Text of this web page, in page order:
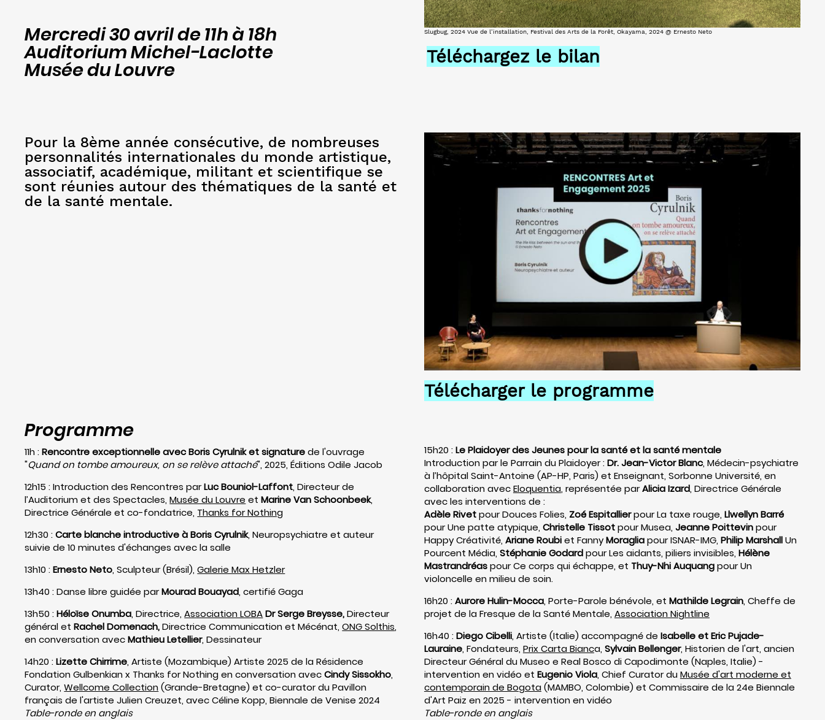
Mercredi 30 avril de 11h à 18h
Auditorium Michel-Laclotte
Musée du Louvre
Slugbug, 2024 Vue de l’installation, Festival des Arts de la Forêt, Okayama, 2024 @ Ernesto Neto
Téléchargez le bilan
Pour la 8ème année consécutive, de nombreuses
personnalités internationales du monde artistique,
associatif, académique, militant et scientifique se
sont réunies autour des thématiques de la santé et
de la santé mentale.
Télécharger le programme
Programme
11h :Rencontre exceptionnelle avec Boris Cyrulnik et signaturede l'ouvrage
"Quand on tombe amoureux, on se relève attaché", 2025, Éditions Odile Jacob
12h15 : Introduction des Rencontres parLuc Bouniol-Laffont, Directeur de
l’Auditorium et des Spectacles,Musée du Louvre etMarine Van Schoonbeek,
Directrice Générale et co-fondatrice, Thanks for Nothing
12h30 :Carte blanche introductive à Boris Cyrulnik, Neuropsychiatre et auteur
suivie de 10 minutes d'échanges avec la salle
13h10 :Ernesto Neto, Sculpteur (Brésil),Galerie Max Hetzler
13h40 : Danse libre guidée parMourad Bouayad, certifié Gaga
13h50 :Héloïse Onumba, Directrice,Association LOBA Dr Serge Breysse,Directeur
général etRachel Domenach,Directrice Communication et Mécénat,ONG Solthis,
en conversation avecMathieu Letellier, Dessinateur
14h20 :Lizette Chirrime, Artiste (Mozambique) Artiste 2025 de la Résidence
Fondation Gulbenkian x Thanks for Nothing en conversation avecCindy Sissokho,
Curator,Wellcome Collection(Grande-Bretagne) et co-curator du Pavillon
français de l'artiste Julien Creuzet, avec Céline Kopp, Biennale de Venise 2024
Table-ronde en anglais
15h20 :Le Plaidoyer des Jeunes pour la santé et la santé mentale
Introduction par le Parrain du Plaidoyer :Dr. Jean-Victor Blanc, Médecin-psychiatre
à l’hôpital Saint-Antoine (AP-HP, Paris) et Enseignant, Sorbonne Université, en
collaboration avecEloquentia, représentée parAlicia Izard, Directrice Générale
avec les interventions de :
Adèle Rivetpour Douces Folies, Zoé Espitallierpour La taxe rouge, Llwellyn Barré
pour Une patte atypique, Christelle Tissotpour Musea, Jeanne Poittevinpour
Happy Créativité, Ariane Roubiet FannyMoragliapour ISNAR-IMG, Philip MarshallUn
Pourcent Média, Stéphanie Godardpour Les aidants, piliers invisibles, Hélène
Mastrandréaspour Ce corps qui échappe, et Thuy-Nhi Auquangpour Un
violoncelle en milieu de soin.
16h20 :Aurore Hulin-Mocca, Porte-Parole bénévole, et Mathilde Legrain, Cheffe de
projet de la Fresque de la Santé Mentale, Association Nightline
16h40 :Diego Cibelli, Artiste (Italie) accompagné de Isabelle et Eric Pujade-
Lauraine, Fondateurs, Prix Carta Bianca, Sylvain Bellenger, Historien de l'art, ancien
Directeur Général du Museo e Real Bosco di Capodimonte (Naples, Italie) -
intervention en vidéo et Eugenio Viola, Chief Curator duMusée d'art moderne et
contemporain de Bogota(MAMBO, Colombie) et Commissaire de la 24e Biennale
d'Art Paiz en 2025 - intervention en vidéo
Table-ronde en anglais